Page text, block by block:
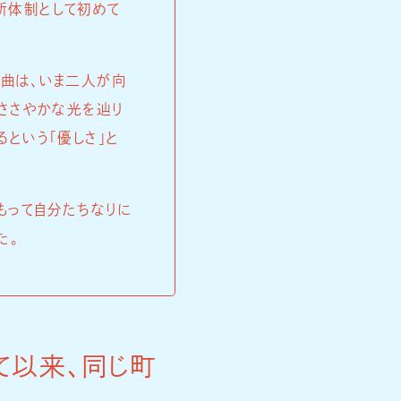
制として初めて
は、いま二人が向
さやかな光を辿り
いう「優しさ」と
て自分たちなりに
以来、同じ町